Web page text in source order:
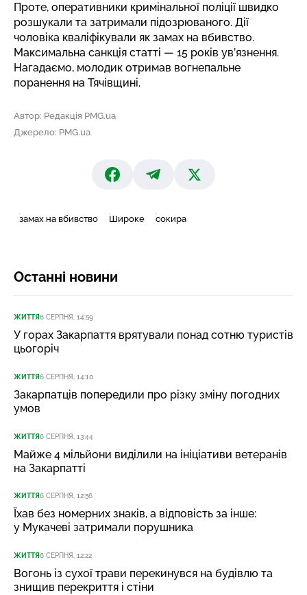
Проте, оперативники кримінальної поліції швидко
розшукали та затримали підозрюваного. Дії
чоловіка кваліфікували як замах на вбивство.
Максимальна санкція статті — 15 років ув’язнення.
Нагадаємо, молодик отримав вогнепальне
поранення на Тячівщині.
Автор: Редакція PMG.ua
Джерело: PMG.ua
замах на вбивство Широке сокира
Останні новини
ЖИТТЯ6 СЕРПНЯ, 14:59
У горах Закарпаття врятували понад сотню туристів
цьогоріч
ЖИТТЯ6 СЕРПНЯ, 14:10
Закарпатців попередили про різку зміну погодних
умов
ЖИТТЯ6 СЕРПНЯ, 13:44
Майже 4 мільйони виділили на ініціативи ветеранів
на Закарпатті
ЖИТТЯ6 СЕРПНЯ, 12:56
Їхав без номерних знаків, а відповість за інше:
у Мукачеві затримали порушника
ЖИТТЯ6 СЕРПНЯ, 12:22
Вогонь із сухої трави перекинувся на будівлю та
знищив перекриття і стіни